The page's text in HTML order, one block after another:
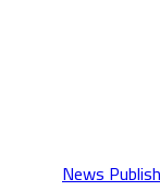
News